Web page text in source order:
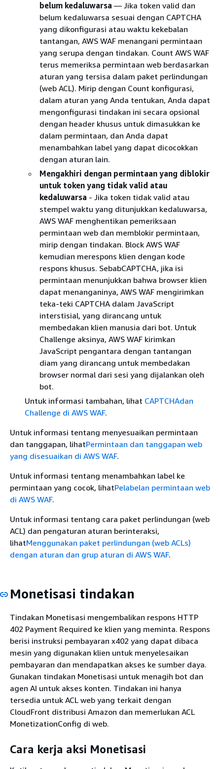
belum kedaluwarsa — Jika token valid dan
belum kedaluwarsa sesuai dengan CAPTCHA
yang dikonfigurasi atau waktu kekebalan
tantangan, AWS WAF menangani permintaan
yang serupa dengan tindakan. Count AWS WAF
terus memeriksa permintaan web berdasarkan
aturan yang tersisa dalam paket perlindungan
(web ACL). Mirip dengan Count konfigurasi,
dalam aturan yang Anda tentukan, Anda dapat
mengonfigurasi tindakan ini secara opsional
dengan header khusus untuk dimasukkan ke
dalam permintaan, dan Anda dapat
menambahkan label yang dapat dicocokkan
dengan aturan lain.
Mengakhiri dengan permintaan yang diblokir
untuk token yang tidak valid atau
kedaluwarsa - Jika token tidak valid atau
stempel waktu yang ditunjukkan kedaluwarsa,
AWS WAF menghentikan pemeriksaan
permintaan web dan memblokir permintaan,
mirip dengan tindakan. Block AWS WAF
kemudian merespons klien dengan kode
respons khusus. SebabCAPTCHA, jika isi
permintaan menunjukkan bahwa browser klien
dapat menanganinya, AWS WAF mengirimkan
teka-teki CAPTCHA dalam JavaScript
interstisial, yang dirancang untuk
membedakan klien manusia dari bot. Untuk
Challenge aksinya, AWS WAF kirimkan
JavaScript pengantara dengan tantangan
diam yang dirancang untuk membedakan
browser normal dari sesi yang dijalankan oleh
bot.
Untuk informasi tambahan, lihat CAPTCHAdan
Challenge di AWS WAF.
Untuk informasi tentang menyesuaikan permintaan
dan tanggapan, lihatPermintaan dan tanggapan web
yang disesuaikan di AWS WAF.
Untuk informasi tentang menambahkan label ke
permintaan yang cocok, lihatPelabelan permintaan web
di AWS WAF.
Untuk informasi tentang cara paket perlindungan (web
ACL) dan pengaturan aturan berinteraksi,
lihatMenggunakan paket perlindungan (web ACLs)
dengan aturan dan grup aturan di AWS WAF.
Monetisasi tindakan
Tindakan Monetisasi mengembalikan respons HTTP
402 Payment Required ke klien yang meminta. Respons
berisi instruksi pembayaran x402 yang dapat dibaca
mesin yang digunakan klien untuk menyelesaikan
pembayaran dan mendapatkan akses ke sumber daya.
Gunakan tindakan Monetisasi untuk menagih bot dan
agen AI untuk akses konten. Tindakan ini hanya
tersedia untuk ACL web yang terkait dengan
CloudFront distribusi Amazon dan memerlukan ACL
MonetizationConfig di web.
Cara kerja aksi Monetisasi